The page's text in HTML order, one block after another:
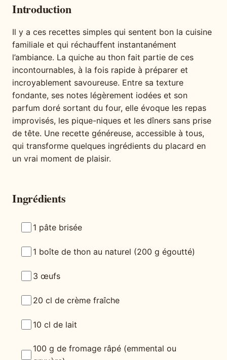
Introduction
Il y a ces recettes simples qui sentent bon la cuisine
familiale et qui réchauffent instantanément
l’ambiance. La quiche au thon fait partie de ces
incontournables, à la fois rapide à préparer et
incroyablement savoureuse. Entre sa texture
fondante, ses notes légèrement iodées et son
parfum doré sortant du four, elle évoque les repas
improvisés, les pique-niques et les dîners sans prise
de tête. Une recette généreuse, accessible à tous,
qui transforme quelques ingrédients du placard en
un vrai moment de plaisir.
Ingrédients
1 pâte brisée
1 boîte de thon au naturel (200 g égoutté)
3 œufs
20 cl de crème fraîche
10 cl de lait
100 g de fromage râpé (emmental ou